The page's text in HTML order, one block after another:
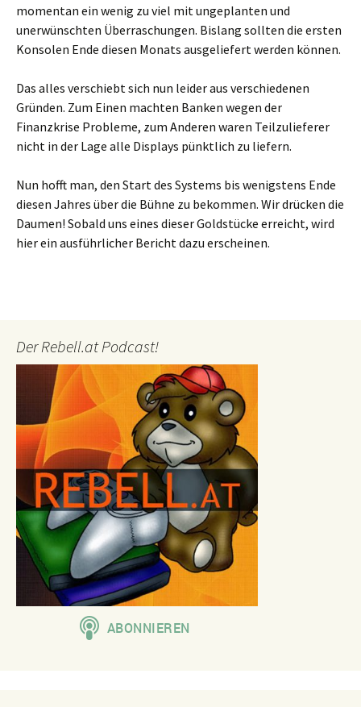
momentan ein wenig zu viel mit ungeplanten und
unerwünschten Überraschungen. Bislang sollten die ersten
Konsolen Ende diesen Monats ausgeliefert werden können.
Das alles verschiebt sich nun leider aus verschiedenen
Gründen. Zum Einen machten Banken wegen der
Finanzkrise Probleme, zum Anderen waren Teilzulieferer
nicht in der Lage alle Displays pünktlich zu liefern.
Nun hofft man, den Start des Systems bis wenigstens Ende
diesen Jahres über die Bühne zu bekommen. Wir drücken die
Daumen! Sobald uns eines dieser Goldstücke erreicht, wird
hier ein ausführlicher Bericht dazu erscheinen.
Der Rebell.at Podcast!